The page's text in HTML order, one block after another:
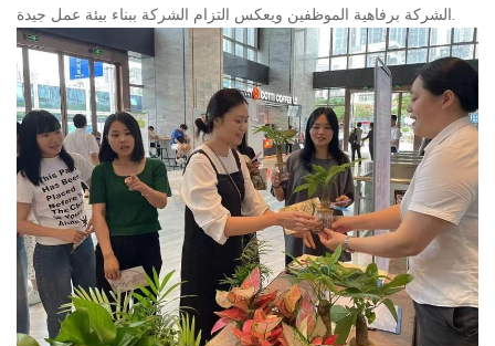
الشركة برفاهية الموظفين ويعكس التزام الشركة ببناء بيئة عمل جيدة.